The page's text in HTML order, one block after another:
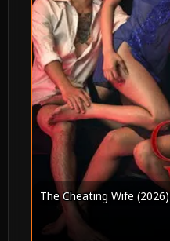
The Cheating Wife (2026)